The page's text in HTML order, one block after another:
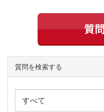
質問を検索する